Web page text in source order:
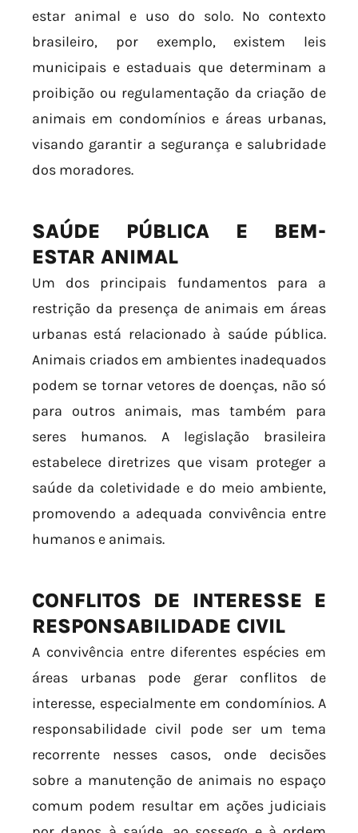
estar animal e uso do solo. No contexto
brasileiro, por exemplo, existem leis
municipais e estaduais que determinam a
proibição ou regulamentação da criação de
animais em condomínios e áreas urbanas,
visando garantir a segurança e salubridade
dos moradores.
SAÚDE PÚBLICA E BEM-
ESTAR ANIMAL
Um dos principais fundamentos para a
restrição da presença de animais em áreas
urbanas está relacionado à saúde pública.
Animais criados em ambientes inadequados
podem se tornar vetores de doenças, não só
para outros animais, mas também para
seres humanos. A legislação brasileira
estabelece diretrizes que visam proteger a
saúde da coletividade e do meio ambiente,
promovendo a adequada convivência entre
humanos e animais.
CONFLITOS DE INTERESSE E
RESPONSABILIDADE CIVIL
A convivência entre diferentes espécies em
áreas urbanas pode gerar conflitos de
interesse, especialmente em condomínios. A
responsabilidade civil pode ser um tema
recorrente nesses casos, onde decisões
sobre a manutenção de animais no espaço
comum podem resultar em ações judiciais